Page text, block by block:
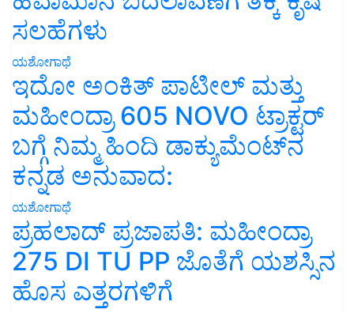
ಸಲಹೆಗಳು
ಯಶೋಗಾಥೆ
ಇದೋ ಅಂಕಿತ್ ಪಾಟೀಲ್ ಮತ್ತು
ಮಹೀಂದ್ರಾ 605 NOVO ಟ್ರಾಕ್ಟರ್
ಬಗ್ಗೆ ನಿಮ್ಮ ಹಿಂದಿ ಡಾಕ್ಯುಮೆಂಟ್‌ನ
ಕನ್ನಡ ಅನುವಾದ:
ಯಶೋಗಾಥೆ
ಪ್ರಹಲಾದ್ ಪ್ರಜಾಪತಿ: ಮಹೀಂದ್ರಾ
275 DI TU PP ಜೊತೆಗೆ ಯಶಸ್ಸಿನ
ಹೊಸ ಎತ್ತರಗಳಿಗೆ